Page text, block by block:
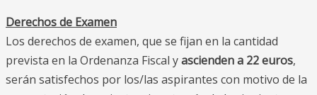
Derechos de Examen
Los derechos de examen, que se fijan en la cantidad
prevista en la Ordenanza Fiscal yascienden a 22 euros,
serán satisfechos por los/las aspirantes con motivo de la